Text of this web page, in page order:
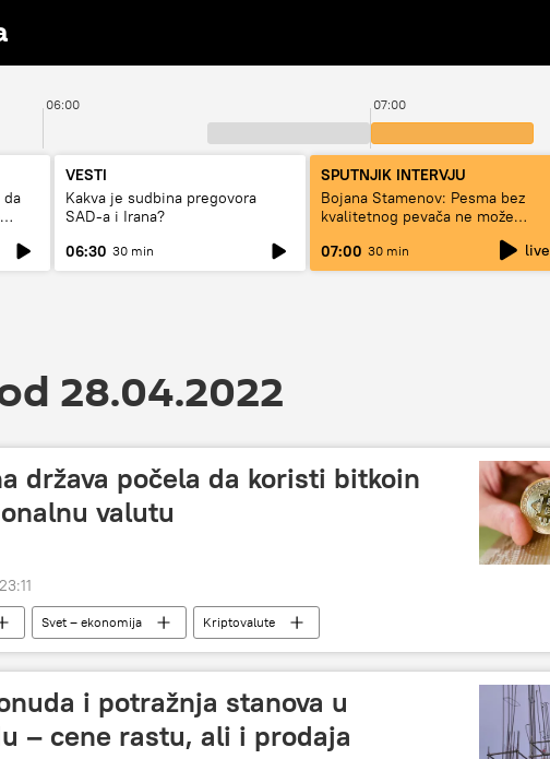
06:00 07:00
da
VESTI
Kakva je sudbina pregovora
SAD-a i Irana?
06:30 30 min
SPUTNJIK INTERVJU
Bojana Stamenov: Pesma bez
kvalitetnog pevača ne može
07:00 30 min live
28.04.2022
država počela da koristi bitkoin
valutu
Svet – ekonomija Kriptovalute
i potražnja stanova u
– cene rastu, ali i prodaja